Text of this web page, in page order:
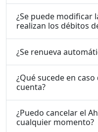
¿Se puede modificar
realizan los débitos
¿Se renueva
¿Qué sucede en
cuenta?
¿Puedo cancelar el
cualquier momento?